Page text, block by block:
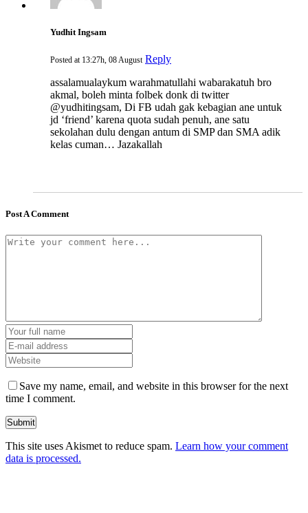
Yudhit Ingsam
Posted at 13:27h, 08 August Reply
assalamualaykum warahmatullahi wabarakatuh bro
akmal, boleh minta folbek donk di twitter
@yudhitingsam, Di FB udah gak kebagian ane untuk
jd ‘friend’ karena quota sudah penuh, ane satu
sekolahan dulu dengan antum di SMP dan SMA adik
kelas cuman… Jazakallah
Post A Comment
Save my name, email, and website in this browser for the next
time I comment.
This site uses Akismet to reduce spam. Learn how your comment
data is processed.